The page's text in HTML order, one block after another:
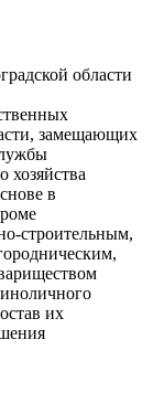
области
замещающих
хозяйства
в
строительным,
их